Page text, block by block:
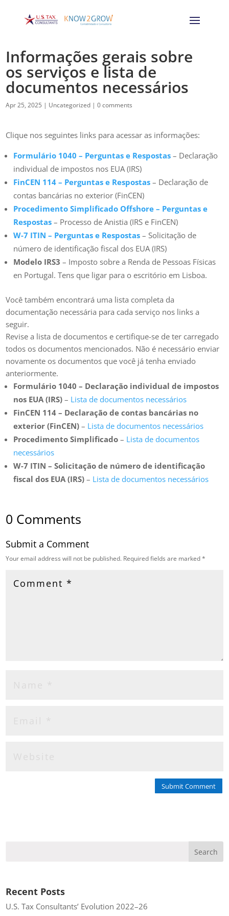
Informações gerais sobre
os serviços e lista de
documentos necessários
Apr 25, 2025 | Uncategorized |0 comments
Clique nos seguintes links para acessar as informações:
Formulário 1040 – Perguntas e Respostas – Declaração
individual de impostos nos EUA (IRS)
FinCEN 114 – Perguntas e Respostas – Declaração de
contas bancárias no exterior (FinCEN)
Procedimento Simplificado Offshore – Perguntas e
Respostas – Processo de Anistia (IRS e FinCEN)
W-7 ITIN – Perguntas e Respostas – Solicitação de
número de identificação fiscal dos EUA (IRS)
Modelo IRS3– Imposto sobre a Renda de Pessoas Físicas
en Portugal. Tens que ligar para o escritório em Lisboa.
Você também encontrará uma lista completa da
documentação necessária para cada serviço nos links a
seguir.
Revise a lista de documentos e certifique-se de ter carregado
todos os documentos mencionados. Não é necessário enviar
novamente os documentos que você já tenha enviado
anteriormente.
Formulário 1040 – Declaração individual de impostos
nos EUA (IRS) – Lista de documentos necessários
FinCEN 114 – Declaração de contas bancárias no
exterior (FinCEN) – Lista de documentos necessários
Procedimento Simplificado – Lista de documentos
necessários
W-7 ITIN – Solicitação de número de identificação
fiscal dos EUA (IRS) – Lista de documentos necessários
0 Comments
Submit a Comment
Your email address will not be published. Required fields are marked*
Submit Comment
Recent Posts
U.S. Tax Consultants’ Evolution 2022–26